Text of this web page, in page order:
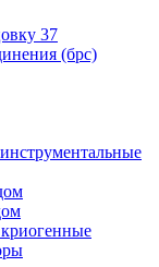
37
(брс)